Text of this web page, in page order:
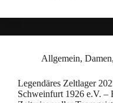
Allgemein, Damen,
Legendäres Zeltlager
Schweinfurt 1926 e.V. –